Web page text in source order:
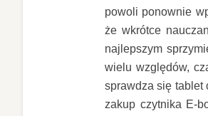
powoli ponownie
że wkrótce
najlepszym
wielu względów,
sprawdza się tablet
zakup czytnika E-